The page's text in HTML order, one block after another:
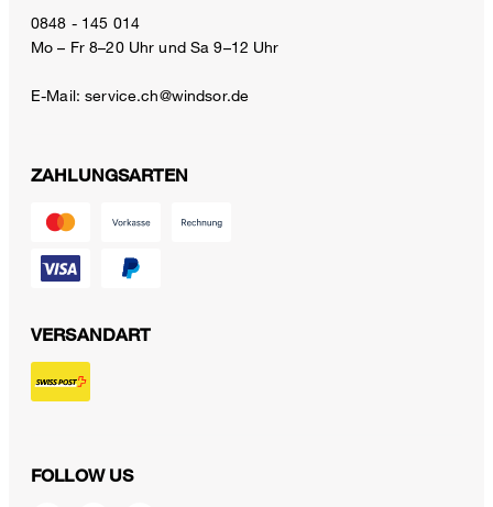
0848 - 145 014
Mo – Fr 8–20 Uhr und Sa 9–12 Uhr
E-Mail:service.ch@windsor.de
ZAHLUNGSARTEN
VERSANDART
FOLLOW US